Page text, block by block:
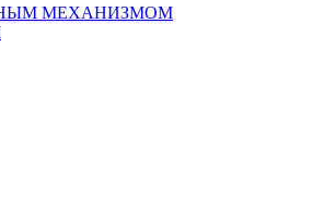
МЕХАНИЗМОМ